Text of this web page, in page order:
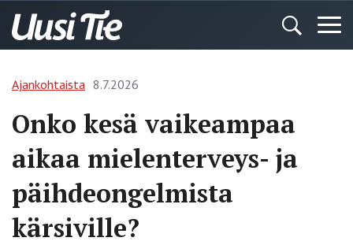
Ajankohtaista 8.7.2026
Onko kesä vaikeampaa
aikaa mielenterveys- ja
päihdeongelmista
kärsiville?